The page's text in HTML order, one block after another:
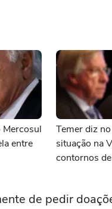
Mercosul
entre
Temer diz
situação na
contornos
de pedir